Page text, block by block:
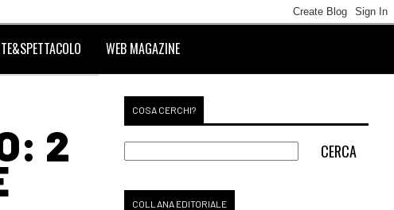
WEB MAGAZINE
2
COSA CERCHI?
COLLANA EDITORIALE